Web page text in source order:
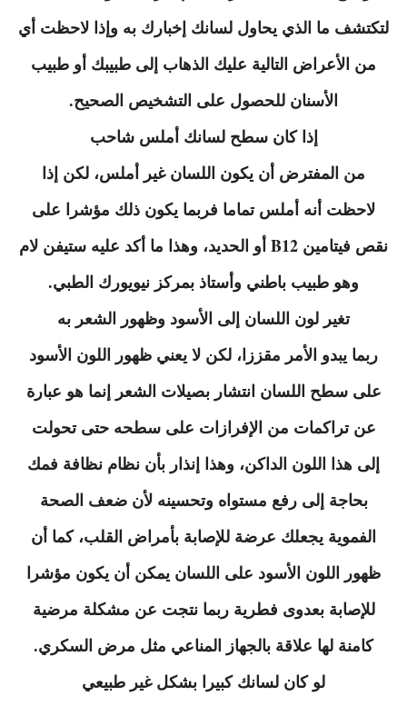
لتكتشف ما الذي يحاول لسانك إخبارك به وإذا لاحظت أي
من الأعراض التالية عليك الذهاب إلى طبيبك أو طبيب
الأسنان للحصول على التشخيص الصحيح.
إذا كان سطح لسانك أملس شاحب
من المفترض أن يكون اللسان غير أملس، لكن إذا
لاحظت أنه أملس تماما فربما يكون ذلك مؤشرا على
نقص فيتامين B12 أو الحديد، وهذا ما أكد عليه ستيفن لام
وهو طبيب باطني وأستاذ بمركز نيويورك الطبي.
تغير لون اللسان إلى الأسود وظهور الشعر به
ربما يبدو الأمر مقززا، لكن لا يعني ظهور اللون الأسود
على سطح اللسان انتشار بصيلات الشعر إنما هو عبارة
عن تراكمات من الإفرازات على سطحه حتى تحولت
إلى هذا اللون الداكن، وهذا إنذار بأن نظام نظافة فمك
بحاجة إلى رفع مستواه وتحسينه لأن ضعف الصحة
الفموية يجعلك عرضة للإصابة بأمراض القلب، كما أن
ظهور اللون الأسود على اللسان يمكن أن يكون مؤشرا
للإصابة بعدوى فطرية ربما نتجت عن مشكلة مرضية
كامنة لها علاقة بالجهاز المناعي مثل مرض السكري.
لو كان لسانك كبيرا بشكل غير طبيعي